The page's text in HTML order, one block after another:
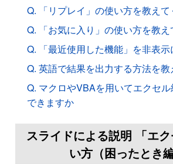
Q. 「リプレイ」の使い方を教えて
Q. 「お気に入り」の使い方を教
Q. 「最近使用した機能」を非表示
Q. 英語で結果を出力する方法を
Q. マクロやVBAを用いてエクセ
できますか
スライドによる説明 「エ
い方（困ったとき編